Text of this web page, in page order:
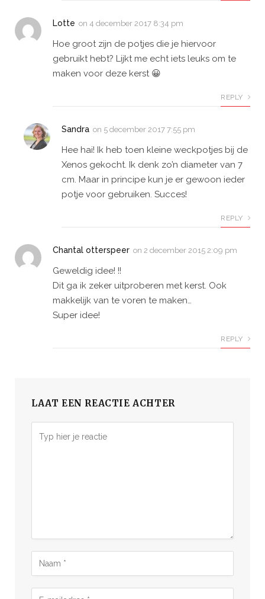
Lotte on 4 december 2017 8:34 pm
Hoe groot zijn de potjes die je hiervoor
gebruikt hebt? Lijkt me echt iets leuks om te
maken voor deze kerst 😀
REPLY
Sandra on 5 december 2017 7:55 pm
Hee hai! Ik heb toen kleine weckpotjes bij de
Xenos gekocht. Ik denk zo’n diameter van 7
cm. Maar in principe kun je er gewoon ieder
potje voor gebruiken. Succes!
REPLY
Chantal otterspeer on 2 december 2015 2:09 pm
Geweldig idee! !!
Dit ga ik zeker uitproberen met kerst. Ook
makkelijk van te voren te maken…
Super idee!
REPLY
LAAT EEN REACTIE ACHTER